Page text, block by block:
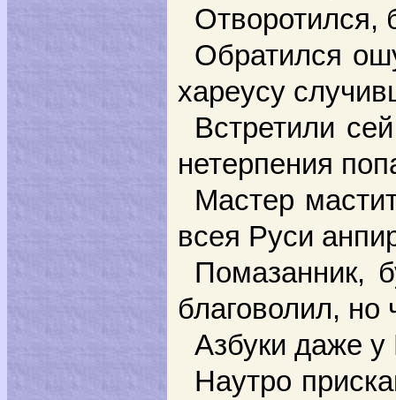
Отворотился,
Обратился
хареусу
Встретили
нетерпения
Мастер
всея Руси
Помазанник,
благоволил, но
Азбуки даже
Наутро